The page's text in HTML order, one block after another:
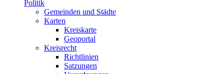
Politik
Gemeinden und Städte
Karten
Kreiskarte
Geoportal
Kreisrecht
Richtlinien
Satzungen